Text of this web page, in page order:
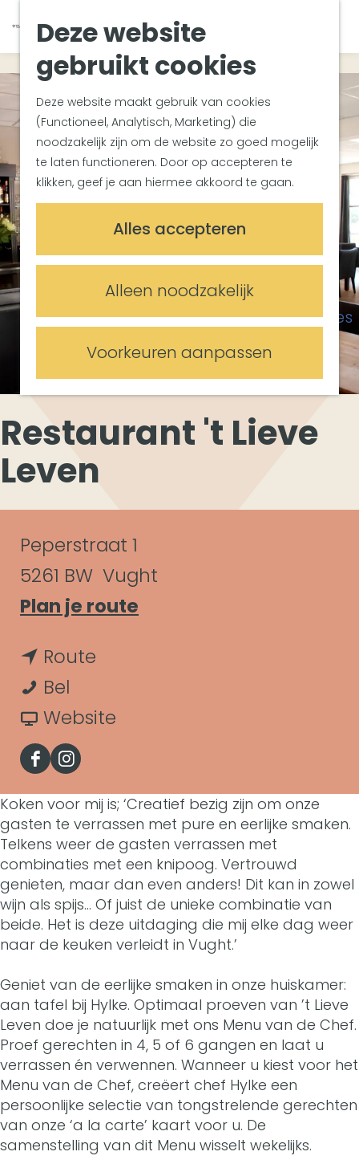
Deze website
gebruikt cookies
Deze website maakt gebruik van cookies
(Functioneel, Analytisch, Marketing) die
noodzakelijk zijn om de website zo goed mogelijk
te laten functioneren. Door op accepteren te
klikken, geef je aan hiermee akkoord te gaan.
Alles accepteren
Alleen noodzakelijk
Voorkeuren aanpassen
a
n
a
a
d
e
h
o
m
e
p
a
K
a
a
r
t
Z
o
e
k
e
n
M
e
u
Zuiderwaterlinie
Met groepen
Met kinderen
In de omgeving
Plan je bezoek
Bereikbaarheid
Overnachten
Plan op de kaart
Meetings & Events
Vergaderlocaties
Evenementenlocaties
Restaurant 't Lieve
Leven
C
o
n
t
a
c
t
Peperstraat 1
5261 BW Vught
Plan je route
s
t
a
u
r
a
t
'
t
L
i
e
Route
a
e
s
t
a
u
a
n
t
'
t
L
Bel
e
s
t
a
u
r
a
n
'
t
L
e
v
Website
R
e
s
t
a
r
a
n
t
'
t
F
a
c
e
b
o
o
k
R
e
s
t
a
I
n
s
t
a
g
r
a
m
R
e
s
t
Koken voor mij is; ‘Creatief bezig zijn om onze
gasten te verrassen met pure en eerlijke smaken.
Telkens weer de gasten verrassen met
combinaties met een knipoog. Vertrouwd
genieten, maar dan even anders! Dit kan in zowel
wijn als spijs… Of juist de unieke combinatie van
beide. Het is deze uitdaging die mij elke dag weer
naar de keuken verleidt in Vught.’
Geniet van de eerlijke smaken in onze huiskamer:
aan tafel bij Hylke. Optimaal proeven van ’t Lieve
Leven doe je natuurlijk met ons Menu van de Chef.
Proef gerechten in 4, 5 of 6 gangen en laat u
verrassen én verwennen. Wanneer u kiest voor het
Menu van de Chef, creëert chef Hylke een
persoonlijke selectie van tongstrelende gerechten
van onze ‘a la carte’ kaart voor u. De
samenstelling van dit Menu wisselt wekelijks.